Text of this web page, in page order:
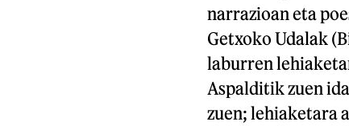
narrazioan eta
Getxoko Udalak
laburren
Aspalditik zuen
zuen; lehiaketara